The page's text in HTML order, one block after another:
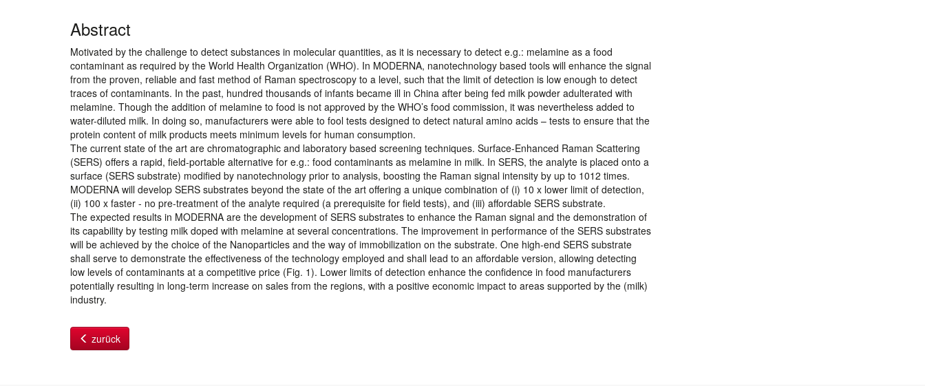
Abstract
Motivated by the challenge to detect substances in molecular quantities, as it is necessary to detect e.g.: melamine as a food
contaminant as required by the World Health Organization (WHO). In MODERNA, nanotechnology based tools will enhance the signal
from the proven, reliable and fast method of Raman spectroscopy to a level, such that the limit of detection is low enough to detect
traces of contaminants. In the past, hundred thousands of infants became ill in China after being fed milk powder adulterated with
melamine. Though the addition of melamine to food is not approved by the WHO’s food commission, it was nevertheless added to
water-diluted milk. In doing so, manufacturers were able to fool tests designed to detect natural amino acids – tests to ensure that the
protein content of milk products meets minimum levels for human consumption.
The current state of the art are chromatographic and laboratory based screening techniques. Surface-Enhanced Raman Scattering
(SERS) offers a rapid, field-portable alternative for e.g.: food contaminants as melamine in milk. In SERS, the analyte is placed onto a
surface (SERS substrate) modified by nanotechnology prior to analysis, boosting the Raman signal intensity by up to 1012 times.
MODERNA will develop SERS substrates beyond the state of the art offering a unique combination of (i) 10 x lower limit of detection,
(ii) 100 x faster - no pre-treatment of the analyte required (a prerequisite for field tests), and (iii) affordable SERS substrate.
The expected results in MODERNA are the development of SERS substrates to enhance the Raman signal and the demonstration of
its capability by testing milk doped with melamine at several concentrations. The improvement in performance of the SERS substrates
will be achieved by the choice of the Nanoparticles and the way of immobilization on the substrate. One high-end SERS substrate
shall serve to demonstrate the effectiveness of the technology employed and shall lead to an affordable version, allowing detecting
low levels of contaminants at a competitive price (Fig. 1). Lower limits of detection enhance the confidence in food manufacturers
potentially resulting in long-term increase on sales from the regions, with a positive economic impact to areas supported by the (milk)
industry.
zurück